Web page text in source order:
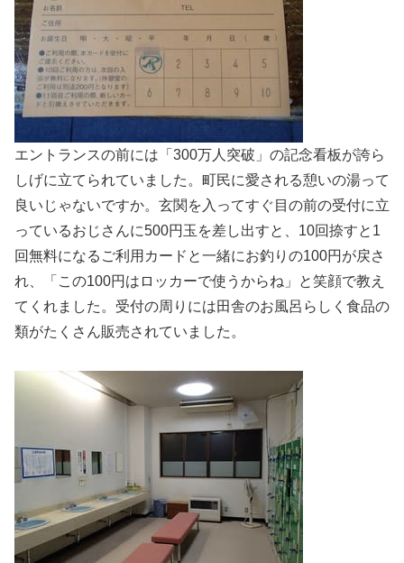
エントランスの前には「300万人突破」の記念看板が誇ら
しげに立てられていました。町民に愛される憩いの湯って
良いじゃないですか。玄関を入ってすぐ目の前の受付に立
っているおじさんに500円玉を差し出すと、10回捺すと1
回無料になるご利用カードと一緒にお釣りの100円が戻さ
れ、「この100円はロッカーで使うからね」と笑顔で教え
てくれました。受付の周りには田舎のお風呂らしく食品の
類がたくさん販売されていました。